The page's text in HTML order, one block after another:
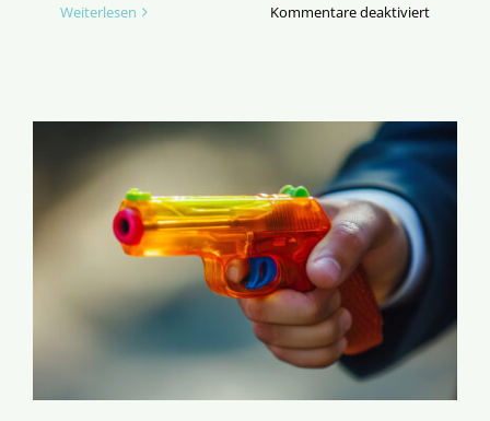
Weiterlesen Kommentare deaktiviertfür